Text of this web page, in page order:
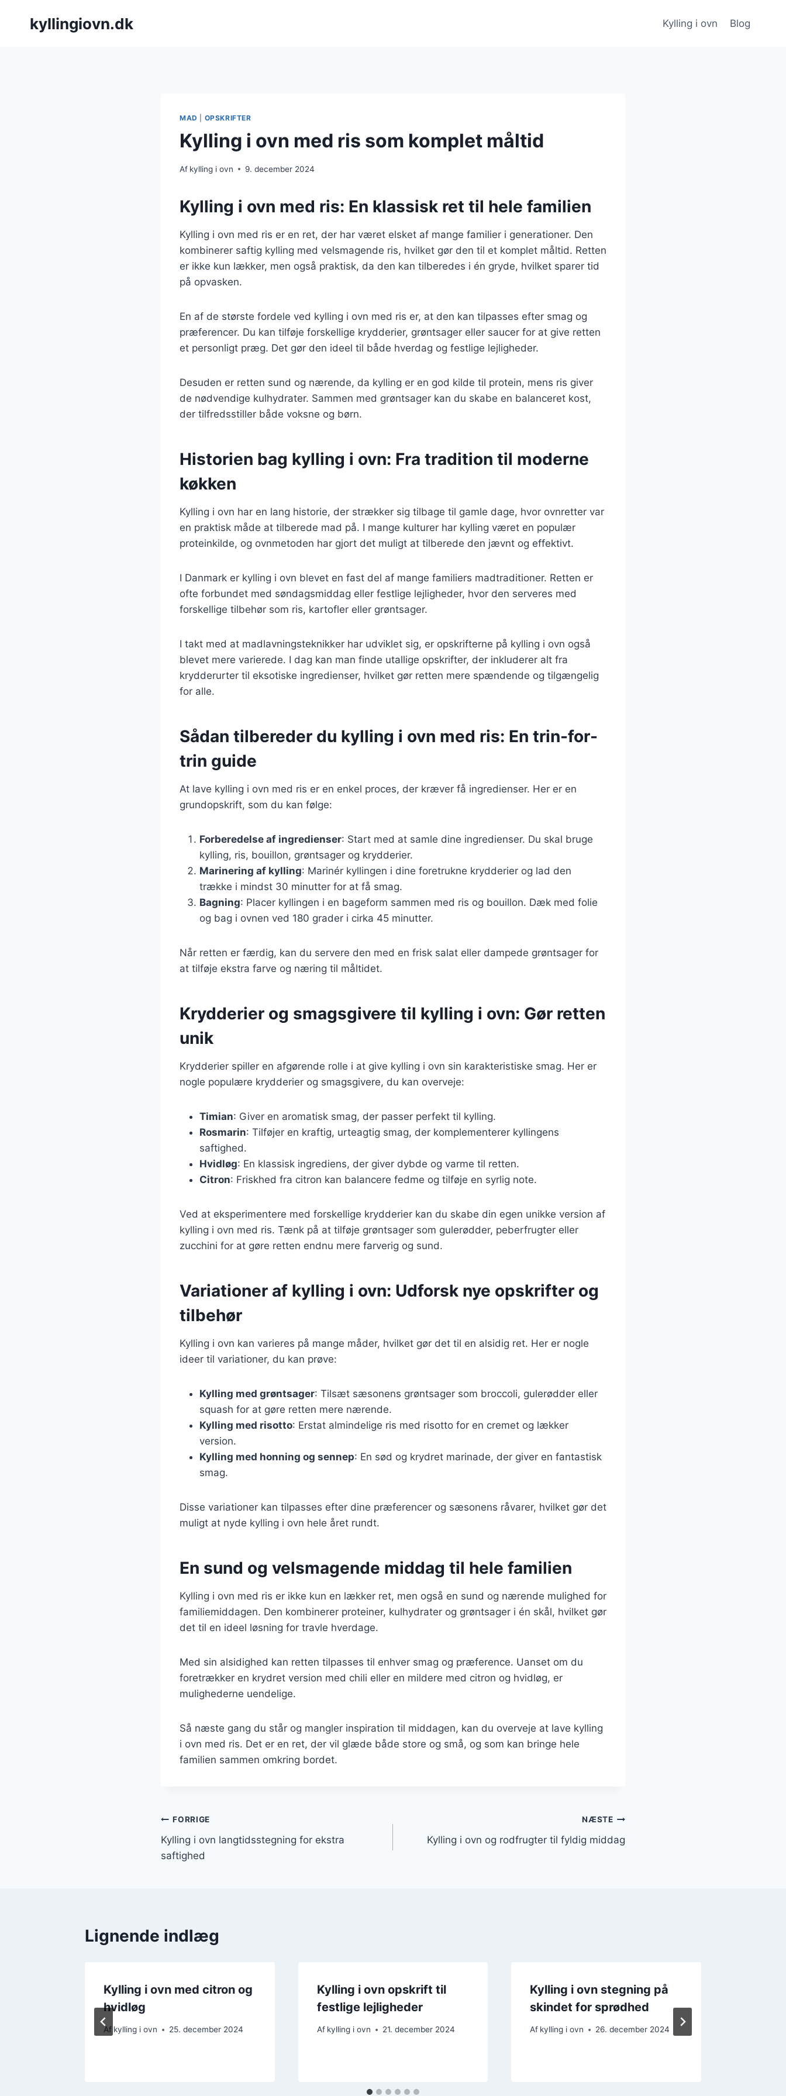
kyllingiovn.dk Kylling i ovn Blog
MAD OPSKRIFTER
Kylling i ovn med ris som komplet måltid
Af kylling i ovn 9. december 2024
Kylling i ovn med ris: En klassisk ret til hele familien
Kylling i ovn med ris er en ret, der har været elsket af mange familier i generationer. Den
kombinerer saftig kylling med velsmagende ris, hvilket gør den til et komplet måltid. Retten
er ikke kun lækker, men også praktisk, da den kan tilberedes i én gryde, hvilket sparer tid
på opvasken.
En af de største fordele ved kylling i ovn med ris er, at den kan tilpasses efter smag og
præferencer. Du kan tilføje forskellige krydderier, grøntsager eller saucer for at give retten
et personligt præg. Det gør den ideel til både hverdag og festlige lejligheder.
Desuden er retten sund og nærende, da kylling er en god kilde til protein, mens ris giver
de nødvendige kulhydrater. Sammen med grøntsager kan du skabe en balanceret kost,
der tilfredsstiller både voksne og børn.
Historien bag kylling i ovn: Fra tradition til moderne
køkken
Kylling i ovn har en lang historie, der strækker sig tilbage til gamle dage, hvor ovnretter var
en praktisk måde at tilberede mad på. I mange kulturer har kylling været en populær
proteinkilde, og ovnmetoden har gjort det muligt at tilberede den jævnt og effektivt.
I Danmark er kylling i ovn blevet en fast del af mange familiers madtraditioner. Retten er
ofte forbundet med søndagsmiddag eller festlige lejligheder, hvor den serveres med
forskellige tilbehør som ris, kartofler eller grøntsager.
I takt med at madlavningsteknikker har udviklet sig, er opskrifterne på kylling i ovn også
blevet mere varierede. I dag kan man finde utallige opskrifter, der inkluderer alt fra
krydderurter til eksotiske ingredienser, hvilket gør retten mere spændende og tilgængelig
for alle.
Sådan tilbereder du kylling i ovn med ris: En trin-for-
trin guide
At lave kylling i ovn med ris er en enkel proces, der kræver få ingredienser. Her er en
grundopskrift, som du kan følge:
Forberedelse af ingredienser: Start med at samle dine ingredienser. Du skal bruge
kylling, ris, bouillon, grøntsager og krydderier.
Marinering af kylling: Marinér kyllingen i dine foretrukne krydderier og lad den
trække i mindst 30 minutter for at få smag.
Bagning: Placer kyllingen i en bageform sammen med ris og bouillon. Dæk med folie
og bag i ovnen ved 180 grader i cirka 45 minutter.
Når retten er færdig, kan du servere den med en frisk salat eller dampede grøntsager for
at tilføje ekstra farve og næring til måltidet.
Krydderier og smagsgivere til kylling i ovn: Gør retten
unik
Krydderier spiller en afgørende rolle i at give kylling i ovn sin karakteristiske smag. Her er
nogle populære krydderier og smagsgivere, du kan overveje:
Timian: Giver en aromatisk smag, der passer perfekt til kylling.
Rosmarin: Tilføjer en kraftig, urteagtig smag, der komplementerer kyllingens
saftighed.
Hvidløg: En klassisk ingrediens, der giver dybde og varme til retten.
Citron: Friskhed fra citron kan balancere fedme og tilføje en syrlig note.
Ved at eksperimentere med forskellige krydderier kan du skabe din egen unikke version af
kylling i ovn med ris. Tænk på at tilføje grøntsager som gulerødder, peberfrugter eller
zucchini for at gøre retten endnu mere farverig og sund.
Variationer af kylling i ovn: Udforsk nye opskrifter og
tilbehør
Kylling i ovn kan varieres på mange måder, hvilket gør det til en alsidig ret. Her er nogle
ideer til variationer, du kan prøve:
Kylling med grøntsager: Tilsæt sæsonens grøntsager som broccoli, gulerødder eller
squash for at gøre retten mere nærende.
Kylling med risotto: Erstat almindelige ris med risotto for en cremet og lækker
version.
Kylling med honning og sennep: En sød og krydret marinade, der giver en fantastisk
smag.
Disse variationer kan tilpasses efter dine præferencer og sæsonens råvarer, hvilket gør det
muligt at nyde kylling i ovn hele året rundt.
En sund og velsmagende middag til hele familien
Kylling i ovn med ris er ikke kun en lækker ret, men også en sund og nærende mulighed for
familiemiddagen. Den kombinerer proteiner, kulhydrater og grøntsager i én skål, hvilket gør
det til en ideel løsning for travle hverdage.
Med sin alsidighed kan retten tilpasses til enhver smag og præference. Uanset om du
foretrækker en krydret version med chili eller en mildere med citron og hvidløg, er
mulighederne uendelige.
Så næste gang du står og mangler inspiration til middagen, kan du overveje at lave kylling
i ovn med ris. Det er en ret, der vil glæde både store og små, og som kan bringe hele
familien sammen omkring bordet.
Indlægsnavigation
FORRIGE
Kylling i ovn langtidsstegning for ekstra
saftighed
NÆSTE
Kylling i ovn og rodfrugter til fyldig middag
Lignende indlæg
Kylling i ovn med citron og
hvidløg
Af kylling i ovn 25. december 2024
Kylling i ovn opskrift til
festlige lejligheder
Af kylling i ovn 21. december 2024
Kylling i ovn stegning på
skindet for sprødhed
Af kylling i ovn 26. december 2024